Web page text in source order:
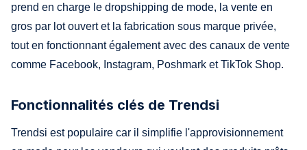
prend en charge le dropshipping de mode, la vente en
gros par lot ouvert et la fabrication sous marque privée,
tout en fonctionnant également avec des canaux de vente
comme Facebook, Instagram, Poshmark et TikTok Shop.
Fonctionnalités clés de Trendsi
Trendsi est populaire car il simplifie l'approvisionnement